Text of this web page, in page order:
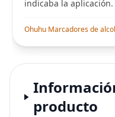
indicaba la aplicación.
producto